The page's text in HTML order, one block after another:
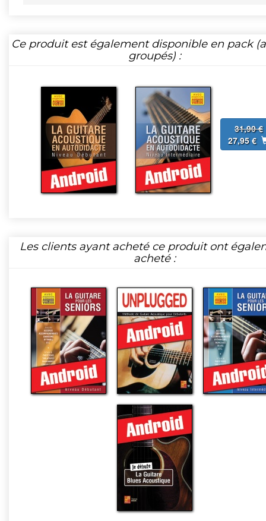
Ce produit est également disponible en pack
groupés) :
31,90 €
27,95 €
Les clients ayant acheté ce produit ont
acheté :